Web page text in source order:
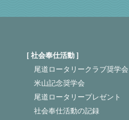
社会奉仕活動
尾道ロータリークラブ奨学会
米山記念奨学会
尾道ロータリープレゼント
社会奉仕活動の記録